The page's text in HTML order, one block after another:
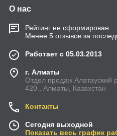
О нас
Рейтинг не сформирован
Менее 5 отзывов за
Работает с 05.03.2013
г. Алматы
Отдел продаж
420., Алматы, Казахстан
Контакты
Сегодня выходной
Показать весь график